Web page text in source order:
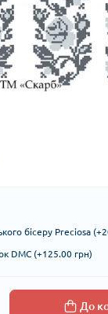
бісеру Preciosa
DMC (+125.00 грн)
До